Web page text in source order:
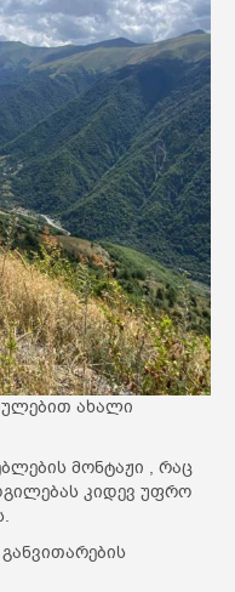
ახალი
მონტაჟი , რაც
კიდევ უფრო